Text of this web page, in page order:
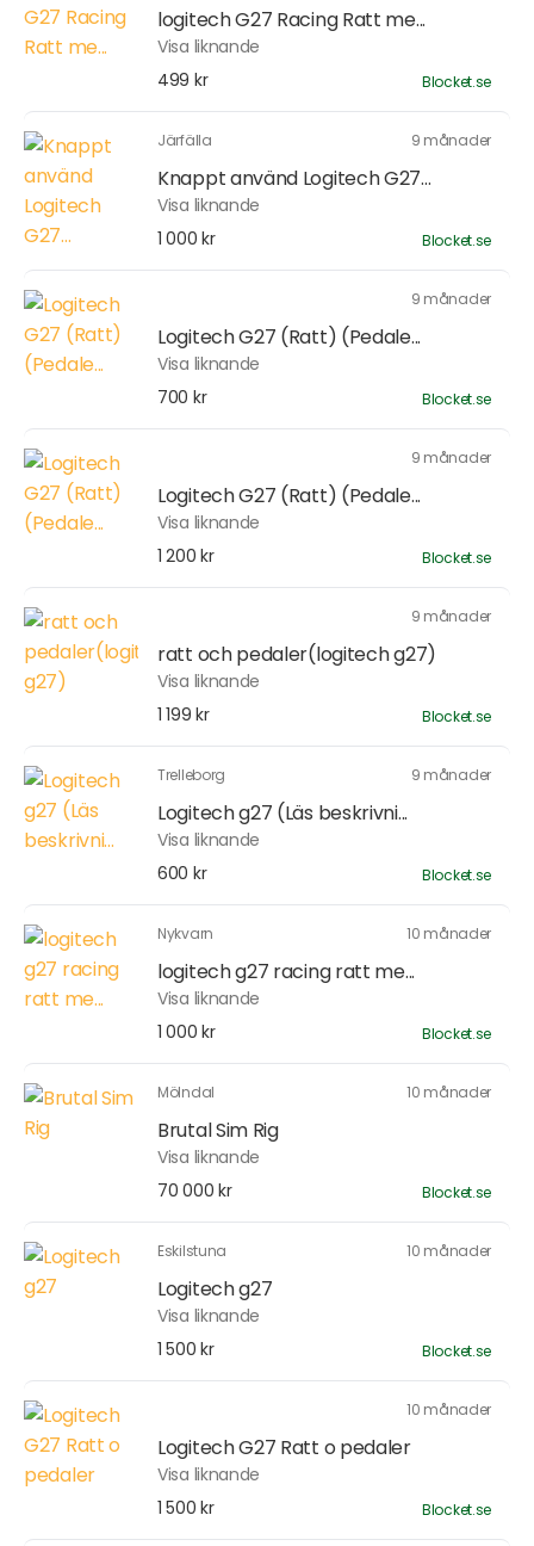
logitech G27 Racing Ratt me...
Visa liknande
499 kr
Blocket.se
Järfälla 9 månader
Knappt använd Logitech G27...
Visa liknande
1 000 kr
Blocket.se
9 månader
Logitech G27 (Ratt) (Pedale...
Visa liknande
700 kr
Blocket.se
9 månader
Logitech G27 (Ratt) (Pedale...
Visa liknande
1 200 kr
Blocket.se
9 månader
ratt och pedaler(logitech g27)
Visa liknande
1 199 kr
Blocket.se
Trelleborg 9 månader
Logitech g27 (Läs beskrivni...
Visa liknande
600 kr
Blocket.se
Nykvarn 10 månader
logitech g27 racing ratt me...
Visa liknande
1 000 kr
Blocket.se
Mölndal 10 månader
Brutal Sim Rig
Visa liknande
70 000 kr
Blocket.se
Eskilstuna 10 månader
Logitech g27
Visa liknande
1 500 kr
Blocket.se
10 månader
Logitech G27 Ratt o pedaler
Visa liknande
1 500 kr
Blocket.se